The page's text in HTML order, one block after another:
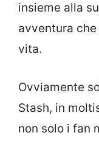
insieme alla
avventura
vita.
Ovviamente
Stash, in
non solo i fan